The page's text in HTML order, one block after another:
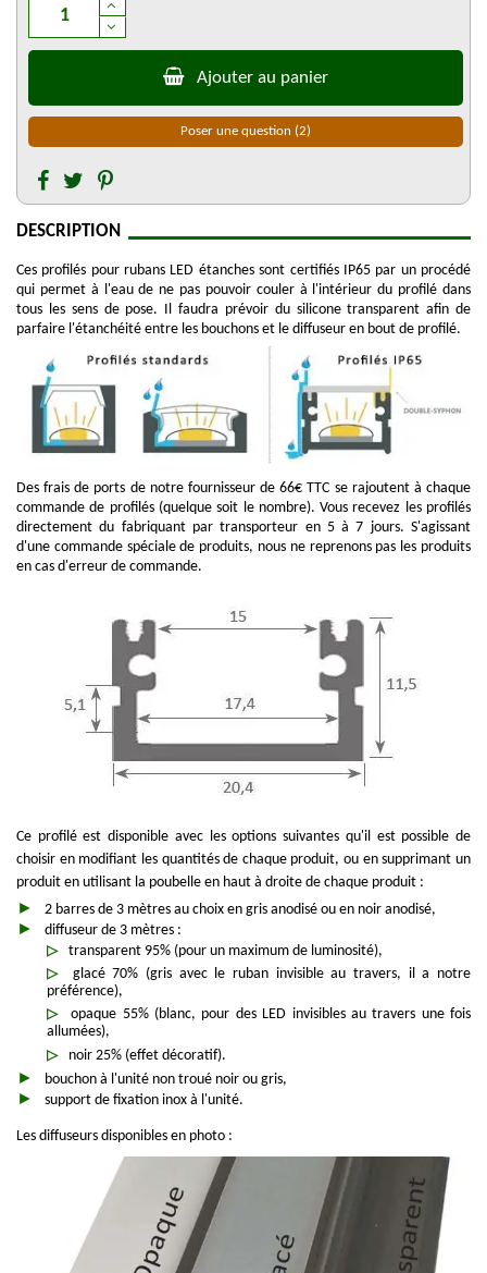
Ajouter au panier
Poser une question (2)
DESCRIPTION
Ces profilés pour rubans LED étanches sont certifiés IP65 par un procédé
qui permet à l'eau de ne pas pouvoir couler à l'intérieur du profilé dans
tous les sens de pose. Il faudra prévoir du silicone transparent afin de
parfaire l'étanchéité entre les bouchons et le diffuseur en bout de profilé.
Des frais de ports de notre fournisseur de 66€ TTC se rajoutent à chaque
commande de profilés (quelque soit le nombre). Vous recevez les profilés
directement du fabriquant par transporteur en 5 à 7 jours. S'agissant
d'une commande spéciale de produits, nous ne reprenons pas les produits
en cas d'erreur de commande.
Ce profilé est disponible avec les options suivantes qu'il est possible de
choisir en modifiant les quantités de chaque produit, ou en supprimant un
produit en utilisant la poubelle en haut à droite de chaque produit :
2 barres de 3 mètres au choix en gris anodisé ou en noir anodisé,
diffuseur de 3 mètres :
transparent 95% (pour un maximum de luminosité),
glacé 70% (gris avec le ruban invisible au travers, il a notre
préférence),
opaque 55% (blanc, pour des LED invisibles au travers une fois
allumées),
noir 25% (effet décoratif).
bouchon à l'unité non troué noir ou gris,
support de fixation inox à l'unité.
Les diffuseurs disponibles en photo :